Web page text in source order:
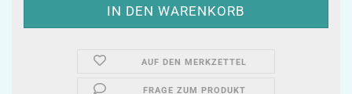
AUF DEN MERKZETTEL
FRAGE ZUM PRODUKT